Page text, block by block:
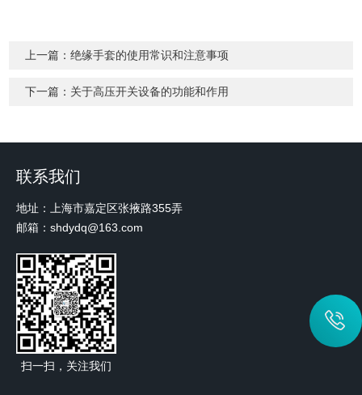
上一篇：绝缘手套的使用常识和注意事项
下一篇： 关于高压开关设备的功能和作用
联系我们
地址：上海市嘉定区张掖路355弄
邮箱：shdydq@163.com
扫一扫，关注我们